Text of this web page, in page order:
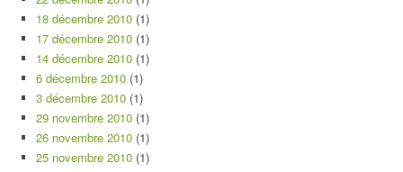
18 décembre 2010 (1)
17 décembre 2010 (1)
14 décembre 2010 (1)
6 décembre 2010 (1)
3 décembre 2010 (1)
29 novembre 2010 (1)
26 novembre 2010 (1)
25 novembre 2010 (1)